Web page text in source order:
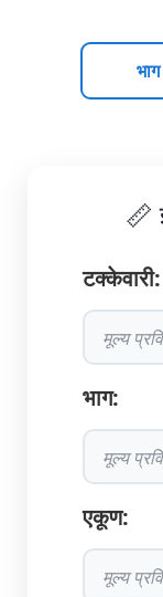
📏
टक्केवारी:
भाग:
एकूण:
भाग